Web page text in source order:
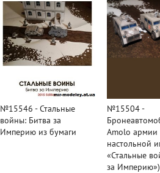
№15546 - Стальные
войны: Битва за
Империю из бумаги
№15504 -
Amolo армии
настольной
«Стальные
за